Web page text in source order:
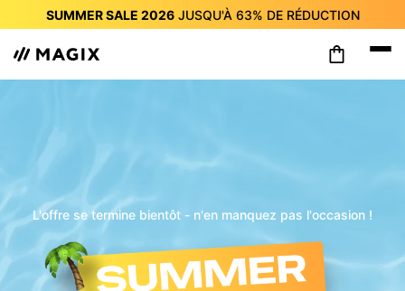
SUMMER SALE 2026JUSQU'À 63% DE RÉDUCTION
SUMMER SALE 2026
DE RÉDUCTION
SUMMER SALE 2026JUSQU'À
L'offre se termine bientôt - n'en manquez pas l'occasion !